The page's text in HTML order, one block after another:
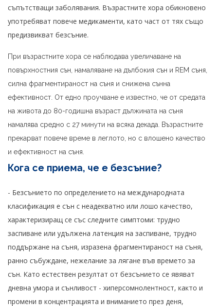
съпътстващи заболявания. Възрастните хора обикновено
употребяват повече медикаменти, като част от тях също
предизвикват безсъние.
При възрастните хора се наблюдава увеличаване на
повърхностния сън, намаляване на дълбокия сън и REM съня,
силна фрагментираност на съня и снижена сънна
ефективност. От едно проучване е известно, че от средата
на живота до 80-годишна възраст дължината на съня
намалява средно с 27 минути на всяка декада. Възрастните
прекарват повече време в леглото, но с влошено качество
и ефективност на съня.
Кога се приема, че е безсъние?
- Безсънието по определението на международната
класификация е сън с неадекватно или лошо качество,
характеризиращ се със следните симптоми: трудно
заспиване или удължена латенция на заспиване, трудно
поддържане на съня, изразена фрагментираност на съня,
ранно събуждане, нежелание за лягане във времето за
сън. Като естествен резултат от безсънието се явяват
дневна умора и сънливост - хиперсомнолентност, както и
промени в концентрацията и вниманието през деня,